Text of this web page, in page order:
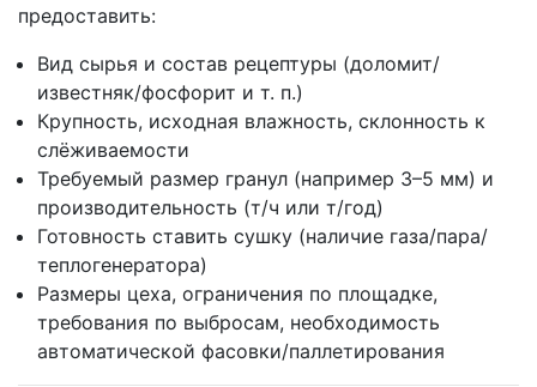
предоставить:
Вид сырья и состав рецептуры (доломит/
известняк/фосфорит и т. п.)
Крупность, исходная влажность, склонность к
слёживаемости
Требуемый размер гранул (например 3–5 мм) и
производительность (т/ч или т/год)
Готовность ставить сушку (наличие газа/пара/
теплогенератора)
Размеры цеха, ограничения по площадке,
требования по выбросам, необходимость
автоматической фасовки/паллетирования